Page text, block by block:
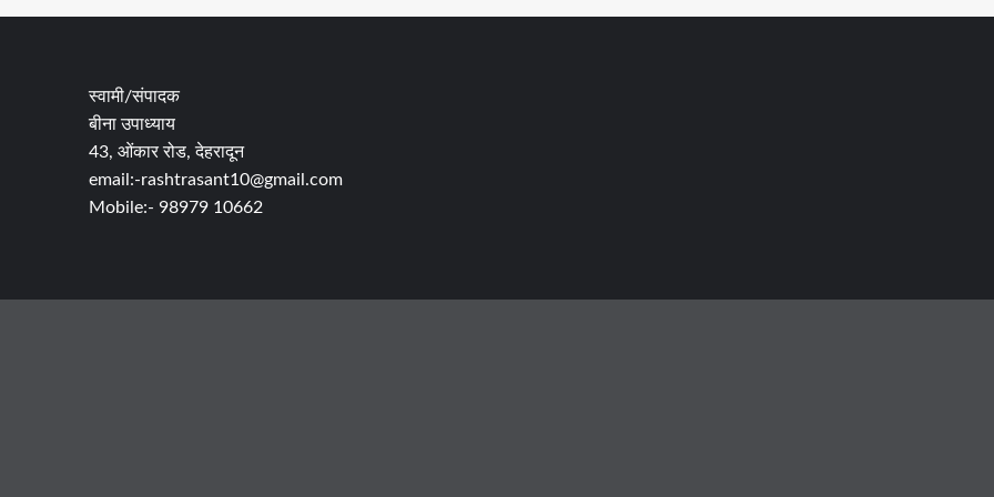
स्वामी/संपादक
बीना उपाध्याय
43, ओंकार रोड, देहरादून
email:-rashtrasant10@gmail.com
Mobile:- 98979 10662